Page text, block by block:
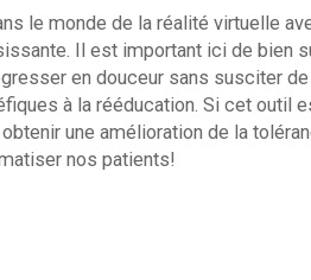
le monde de la réalité virtuelle
Il est important ici de bien
en douceur sans susciter
à la rééducation. Si cet outil
une amélioration de la
nos patients!